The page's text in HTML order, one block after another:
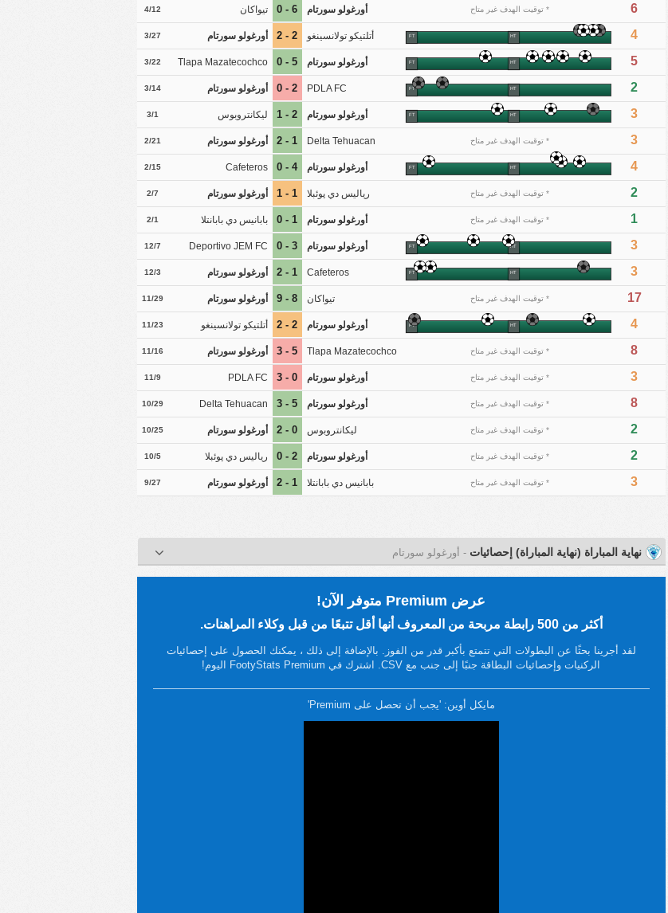
4/12 تيواكان 6 - 0 أورغولو سورتام * توقيت الهدف غير متاح 6
3/27 أورغولو سورتام 2 - 2 أتلتيكو تولانسينغو HT
FT 4
3/22 Tlapa Mazatecochco 5 - 0 أورغولو سورتام HT
FT 5
3/14 أورغولو سورتام 2 - 0 PDLA FC HT
FT 2
3/1 ليكانتروبوس 2 - 1 أورغولو سورتام HT
FT 3
2/21 أورغولو سورتام 1 - 2 Delta Tehuacan * توقيت الهدف غير متاح 3
2/15 Cafeteros 4 - 0 أورغولو سورتام HT
FT 4
2/7 أورغولو سورتام 1 - 1 رياليس دي پوئبلا * توقيت الهدف غير متاح 2
2/1 بابانيس دي بابانتلا 1 - 0 أورغولو سورتام * توقيت الهدف غير متاح 1
12/7 Deportivo JEM FC 3 - 0 أورغولو سورتام HT
FT 3
12/3 أورغولو سورتام 1 - 2 Cafeteros HT
FT 3
11/29 أورغولو سورتام 8 - 9 تيواكان * توقيت الهدف غير متاح 17
11/23 أتلتيكو تولانسينغو 2 - 2 أورغولو سورتام HT
FT 4
11/16 أورغولو سورتام 5 - 3 Tlapa Mazatecochco * توقيت الهدف غير متاح 8
11/9 PDLA FC 0 - 3 أورغولو سورتام * توقيت الهدف غير متاح 3
10/29 Delta Tehuacan 5 - 3 أورغولو سورتام * توقيت الهدف غير متاح 8
10/25 أورغولو سورتام 0 - 2 ليكانتروبوس * توقيت الهدف غير متاح 2
10/5 رياليس دي پوئبلا 2 - 0 أورغولو سورتام * توقيت الهدف غير متاح 2
9/27 أورغولو سورتام 1 - 2 بابانيس دي بابانتلا * توقيت الهدف غير متاح 3
نهاية المباراة (نهاية المباراة) إحصائيات - أورغولو سورتام
عرض Premium متوفر الآن!
أكثر من 500 رابطة مربحة من المعروف أنها أقل تتبعًا من قبل وكلاء المراهنات.
لقد أجرينا بحثًا عن البطولات التي تتمتع بأكبر قدر من الفوز. بالإضافة إلى ذلك ، يمكنك الحصول على إحصائيات
الركنيات وإحصائيات البطاقة جنبًا إلى جنب مع CSV. اشترك في FootyStats Premium اليوم!
مايكل أوين: 'يجب أن تحصل على Premium'